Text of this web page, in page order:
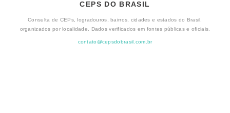
CEPS DO BRASIL
Consulta de CEPs, logradouros, bairros, cidades e estados do Brasil,
organizados por localidade. Dados verificados em fontes públicas e oficiais.
contato@cepsdobrasil.com.br